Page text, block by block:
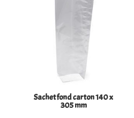
- Dimensions du sachet à
plat : (largeur) 10 cm x
(hauteur) 22 ...
Sachet fond carton 140 x
305 mm